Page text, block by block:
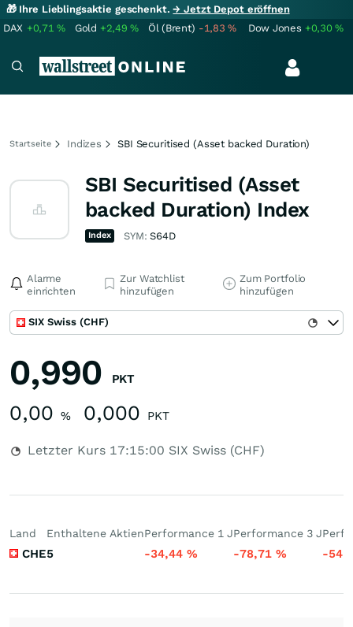
🎁 Ihre Lieblingsaktie geschenkt.→ Jetzt Depot eröffnen
DAX +0,71% Gold +2,49% Öl (Brent) -1,83% Dow Jones +0,30%
Startseite Indizes SBI Securitised (Asset backed Duration)
SBI Securitised (Asset
backed Duration) Index
Index SYM:S64D
Alarme
einrichten
Zur Watchlist
hinzufügen
Zum Portfolio
hinzufügen
SIX Swiss (CHF)
0,990 PKT
0,00 % 0,000 PKT
Letzter Kurs 17:15:00 SIX Swiss (CHF)
Land
CHE
Enthaltene Aktien
5
Performance 1 J
-34,44 %
Performance 3 J
-78,71 % -